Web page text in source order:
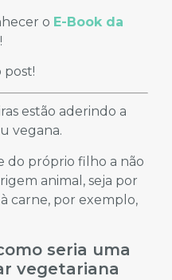
o E-Book da
post!
estão aderindo a
vegana.
do próprio filho a não
animal, seja por
carne, por exemplo,
seria uma
vegetariana